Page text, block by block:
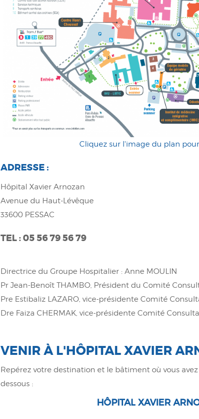
Cliquez sur l'image du plan
ADRESSE :
Hôpital Xavier Arnozan
Avenue du Haut-Lévêque
33600 PESSAC
TEL : 05 56 79 56 79
Directrice du Groupe Hospitalier : Anne MOULIN
Pr Jean-Benoît THAMBO, Président du Comité
Pre Estibaliz LAZARO, vice-présidente Comité
Dre Faiza CHERMAK, vice-présidente Comité
VENIR À L'HÔPITAL XAVIER
Repérez votre destination et le bâtiment où vous
dessous :
HÔPITAL XAVIER